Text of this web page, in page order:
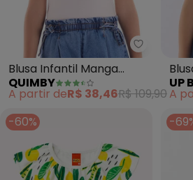
Quimby -
Blusa Infantil Manga
Babado (Branco)
QUIMBY
A partir deR$ 38,46R$ 109,90
UP
A
-60%
-